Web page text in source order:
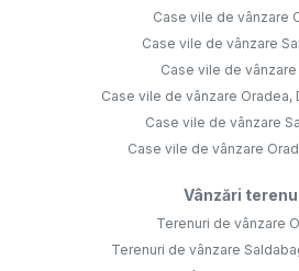
Case vile de vânzare
Case vile de vânzare
Case vile de vânzare
Case vile de vânzare Oradea,
Case vile de vânzare
Case vile de vânzare
Vânzări
Terenuri de vânzare
Terenuri de vânzare